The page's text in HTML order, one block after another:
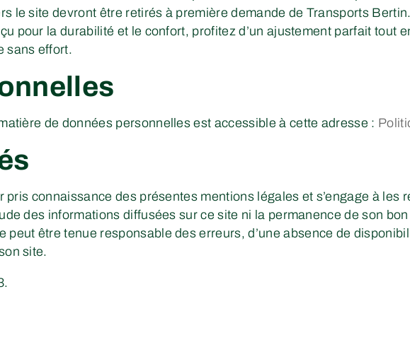
le site devront être retirés à première demande de Transports
pour la durabilité et le confort, profitez d’un ajustement parfait tout
sans effort.
de données personnelles est accessible à cette adresse :
pris connaissance des présentes mentions légales et s’engage à les
des informations diffusées sur ce site ni la permanence de son
peut être tenue responsable des erreurs, d’une absence de
site.